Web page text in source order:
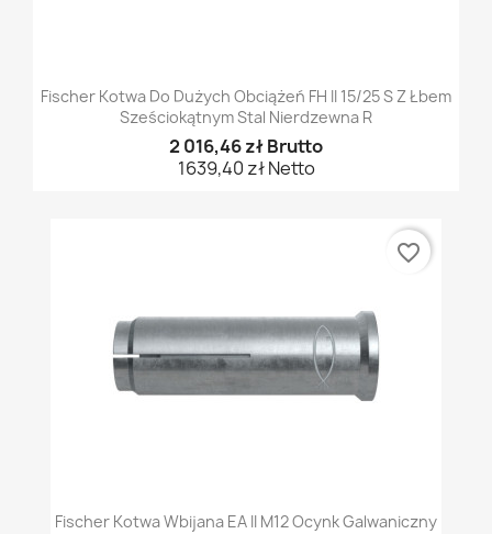
Fischer Kotwa Do Dużych Obciążeń FH II 15/25 S Z Łbem
Sześciokątnym Stal Nierdzewna R
2 016,46 zł Brutto
1639,40 zł Netto
Fischer Kotwa Wbijana EA II M12 Ocynk Galwaniczny
favorite_border